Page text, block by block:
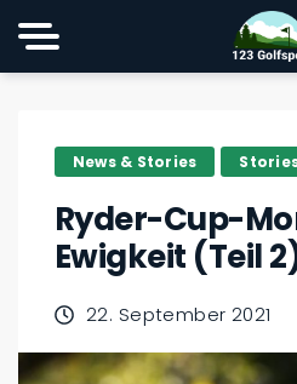
News & Stories
Ryder-Cup-
Ewigkeit (Teil
22. September 2021